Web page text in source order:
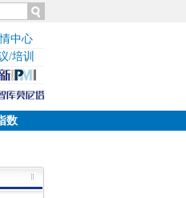
中心
/培训
数